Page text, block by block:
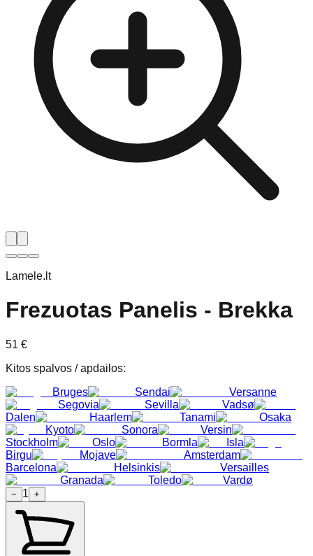
Lamele.lt
Frezuotas Panelis - Brekka
51 €
Kitos spalvos / apdailos:
Bruges
Sendai
Versanne
Segovia
Sevilla
Vadsø
Dalen
Haarlem Tanami
Osaka
Kyoto
Sonora
Versin
Stockholm
Oslo Bormla
Isla
Birgu
Mojave
Amsterdam
Barcelona
Helsinkis
Versailles
Granada
Toledo Vardø
− 1 +